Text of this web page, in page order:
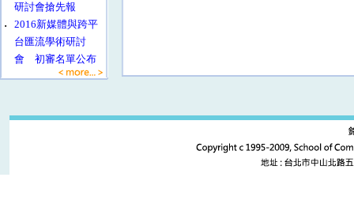
研討會搶先報
‧
2016新媒體與跨平
台匯流學術研討
會 初審名單公布